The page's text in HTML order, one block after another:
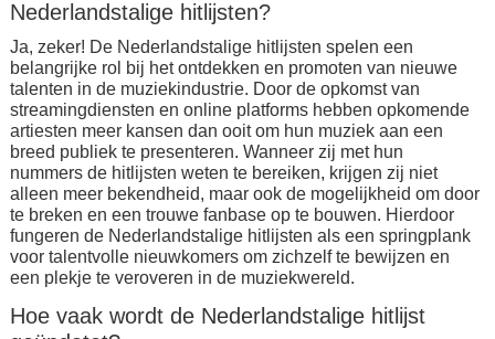
Nederlandstalige hitlijsten?
Ja, zeker! De Nederlandstalige hitlijsten spelen een
belangrijke rol bij het ontdekken en promoten van nieuwe
talenten in de muziekindustrie. Door de opkomst van
streamingdiensten en online platforms hebben opkomende
artiesten meer kansen dan ooit om hun muziek aan een
breed publiek te presenteren. Wanneer zij met hun
nummers de hitlijsten weten te bereiken, krijgen zij niet
alleen meer bekendheid, maar ook de mogelijkheid om door
te breken en een trouwe fanbase op te bouwen. Hierdoor
fungeren de Nederlandstalige hitlijsten als een springplank
voor talentvolle nieuwkomers om zichzelf te bewijzen en
een plekje te veroveren in de muziekwereld.
Hoe vaak wordt de Nederlandstalige hitlijst